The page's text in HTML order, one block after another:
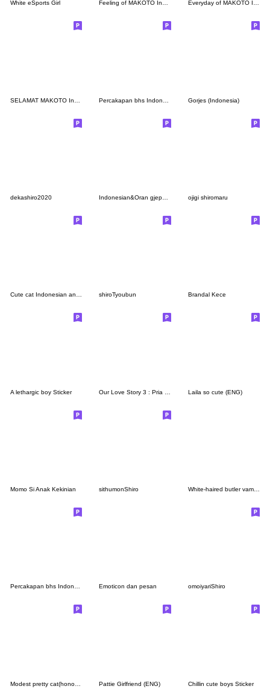
White eSports Girl Feeling of MAKOTO Indonesian&Japanese Everyday of MAKOTO Indonesian&Japanese
Gorjes (Indonesia)
dekashiro2020 ojigi shiromaru
Cute cat Indonesian and Japanese shiroTyoubun Brandal Kece
A lethargic boy Sticker Laila so cute (ENG)
Momo Si Anak Kekinian sithumonShiro White-haired butler vampire
Percakapan bhs Indonesia Ujinyan, Formal Emoticon dan pesan omoiyariShiro
Pattie Girlfriend (ENG) Chillin cute boys Sticker